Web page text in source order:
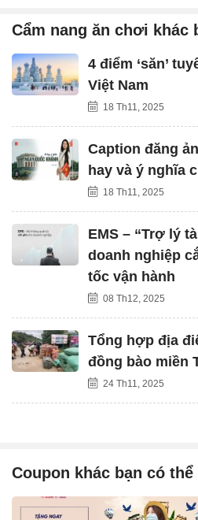
Cẩm nang ăn chơi khác
4 điểm ‘săn’
Việt Nam
18 Th11, 2025
Caption đăng
hay và ý nghĩa
18 Th11, 2025
EMS – “Trợ lý
doanh nghiệp
tốc vận hành
08 Th12, 2025
Tổng hợp địa
đồng bào miền
24 Th11, 2025
Coupon khác bạn có thể